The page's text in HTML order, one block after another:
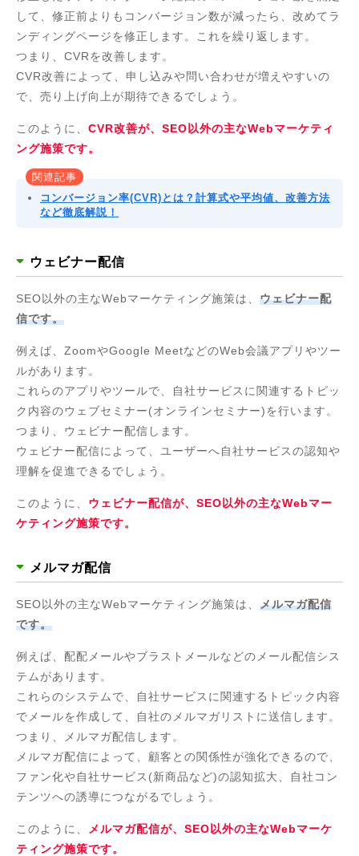
して、修正前よりもコンバージョン数が減ったら、改めてラ
ンディングページを修正します。これを繰り返します。
つまり、CVRを改善します。
CVR改善によって、申し込みや問い合わせが増えやすいの
で、売り上げ向上が期待できるでしょう。
このように、 CVR改善が、SEO以外の主なWebマーケティ
ング施策です。
関連記事
コンバージョン率(CVR)とは？計算式や平均値、改善方法
など徹底解説！
ウェビナー配信
SEO以外の主なWebマーケティング施策は、 ウェビナー配
信です。
例えば、ZoomやGoogle MeetなどのWeb会議アプリやツー
ルがあります。
これらのアプリやツールで、自社サービスに関連するトピッ
ク内容のウェブセミナー(オンラインセミナー)を行います。
つまり、ウェビナー配信します。
ウェビナー配信によって、ユーザーへ自社サービスの認知や
理解を促進できるでしょう。
このように、 ウェビナー配信が、SEO以外の主なWebマー
ケティング施策です。
メルマガ配信
SEO以外の主なWebマーケティング施策は、 メルマガ配信
です。
例えば、配配メールやブラストメールなどのメール配信シス
テムがあります。
これらのシステムで、自社サービスに関連するトピック内容
でメールを作成して、自社のメルマガリストに送信します。
つまり、メルマガ配信します。
メルマガ配信によって、顧客との関係性が強化できるので、
ファン化や自社サービス(新商品など)の認知拡大、自社コン
テンツへの誘導につながるでしょう。
このように、
メルマガ配信が、SEO以外の主なWebマーケ
ティング施策です。